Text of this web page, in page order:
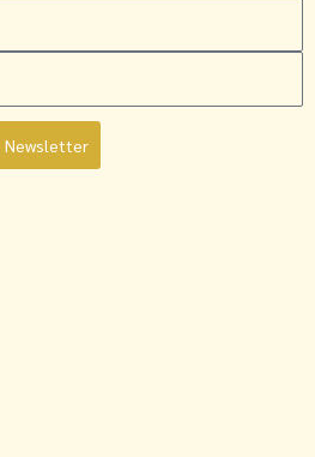
Newsletter